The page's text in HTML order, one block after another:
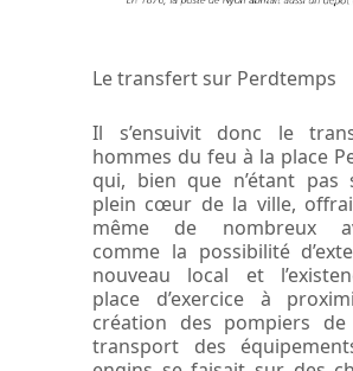
Le transfert sur Perdtemps
Il s’ensuivit donc le
hommes du feu à la place
qui, bien que n’étant pas
plein cœur de la ville,
même de nombreux
comme la possibilité
nouveau local et
place d’exercice à
création des pompiers
transport des